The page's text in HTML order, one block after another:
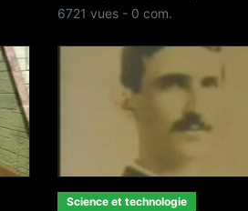
6721 vues - 0 com.
Science et technologie